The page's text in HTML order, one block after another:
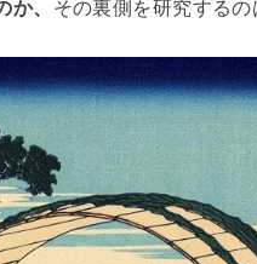
、 その裏側を研究するの